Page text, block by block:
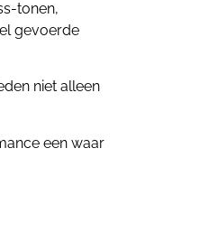
tonen,
gevoerde
niet alleen
een waar